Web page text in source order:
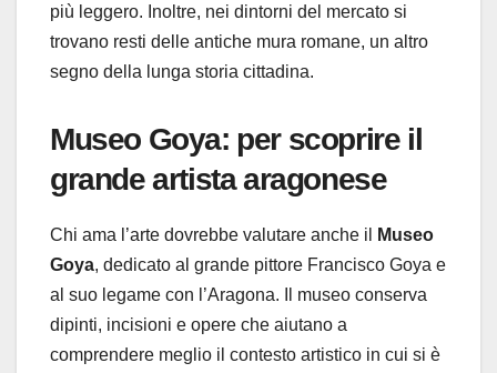
più leggero. Inoltre, nei dintorni del mercato si
trovano resti delle antiche mura romane, un altro
segno della lunga storia cittadina.
Museo Goya: per scoprire il
grande artista aragonese
Chi ama l’arte dovrebbe valutare anche il
Museo
Goya, dedicato al grande pittore Francisco Goya e
al suo legame con l’Aragona. Il museo conserva
dipinti, incisioni e opere che aiutano a
comprendere meglio il contesto artistico in cui si è